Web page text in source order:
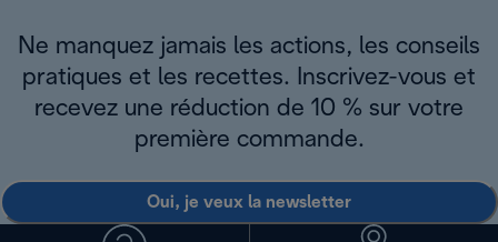
Ne manquez jamais les actions, les conseils
pratiques et les recettes. Inscrivez-vous et
recevez une réduction de 10 % sur votre
première commande.
Oui, je veux la newsletter